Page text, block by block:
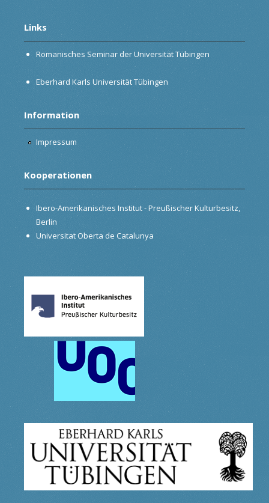
Links
Romanisches Seminar der Universität Tübingen
Eberhard Karls Universität Tübingen
Information
Impressum
Kooperationen
Ibero-Amerikanisches Institut - Preußischer Kulturbesitz,
Berlin
Universitat Oberta de Catalunya